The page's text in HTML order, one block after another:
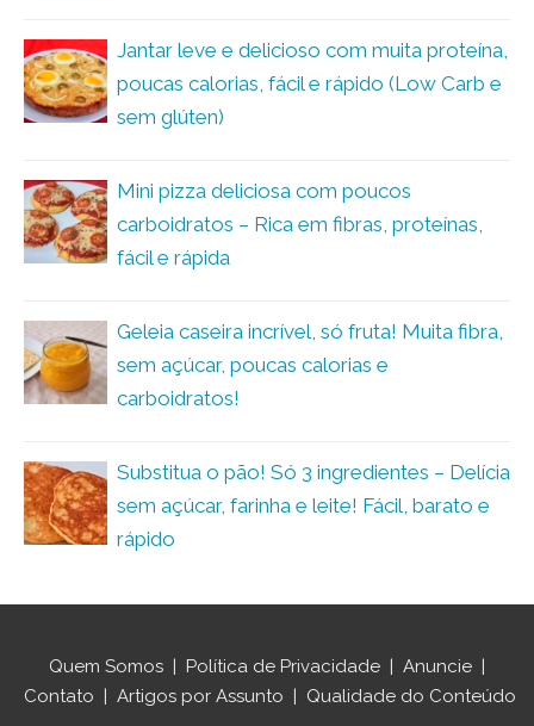
Jantar leve e delicioso com muita proteína,
poucas calorias, fácil e rápido (Low Carb e
sem glúten)
Mini pizza deliciosa com poucos
carboidratos – Rica em fibras, proteínas,
fácil e rápida
Geleia caseira incrível, só fruta! Muita fibra,
sem açúcar, poucas calorias e
carboidratos!
Substitua o pão! Só 3 ingredientes – Delícia
sem açúcar, farinha e leite! Fácil, barato e
rápido
Quem Somos Política de Privacidade Anuncie
Contato
Artigos por Assunto Qualidade do Conteúdo